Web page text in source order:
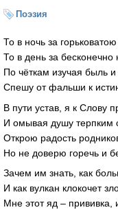
Поэзия
То в ночь за горьковатою
То в день за
По чёткам изучая быль и
Спешу от фальши к
В пути устав, я к Слову
И омывая душу терпким
Открою радость
Но не доверю горечь и
Зачем им знать, как
И как вулкан клокочет
Мне этот яд – прививка,